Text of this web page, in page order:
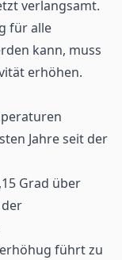
verlangsamt.
für alle
kann, muss
erhöhen.
Jahre seit der
Grad über
führt zu